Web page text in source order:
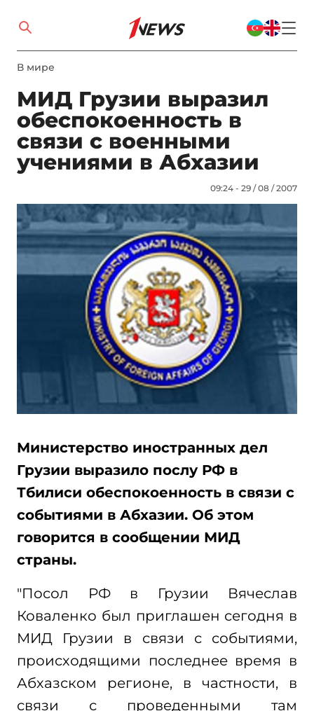
В мире
МИД Грузии выразил
обеспокоенность в
связи с военными
учениями в Абхазии
09:24 - 29 / 08 / 2007
Министерство иностранных дел
Грузии выразило послу РФ в
Тбилиси обеспокоенность в связи с
событиями в Абхазии. Об этом
говорится в сообщении МИД
страны.
"Посол РФ в Грузии Вячеслав
Коваленко был приглашен сегодня в
МИД Грузии в связи с событиями,
происходящими последнее время в
Абхазском регионе, в частности, в
связи с проведенными там